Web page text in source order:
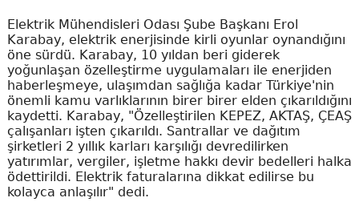
Elektrik Mühendisleri Odası Şube Başkanı Erol
Karabay, elektrik enerjisinde kirli oyunlar oynandığını
öne sürdü. Karabay, 10 yıldan beri giderek
yoğunlaşan özelleştirme uygulamaları ile enerjiden
haberleşmeye, ulaşımdan sağlığa kadar Türkiye'nin
önemli kamu varlıklarının birer birer elden çıkarıldığını
kaydetti. Karabay, "Özelleştirilen KEPEZ, AKTAŞ, ÇEAŞ
çalışanları işten çıkarıldı. Santrallar ve dağıtım
şirketleri 2 yıllık karları karşılığı devredilirken
yatırımlar, vergiler, işletme hakkı devir bedelleri halka
ödettirildi. Elektrik faturalarına dikkat edilirse bu
kolayca anlaşılır" dedi.